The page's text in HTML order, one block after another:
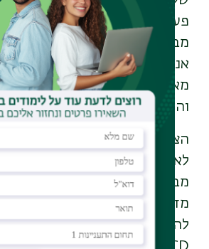
פעם, אחרי ששר המשפטים סער
מבקש משר החוץ לקבל את
אני מקווה שלא יהיו קשיים
מאמינה שהשרים יגיעו לכל
והתהליך יבשיל בחודשים
הציבור בישראל יחוש בהבדל
לאמנה מאחר שברגע שיש מנגנון
מבוצעת מדידה כל הזמן. פרופ'
מדמה את החתימה על אמנת
להצטרפות המחייבת של ישראל